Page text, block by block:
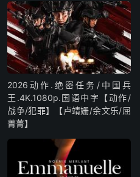
2026动作.绝密任务/中国兵
王.4K.1080p.国语中字【动作/
战争/犯罪】【卢靖姗/余文乐/屈
菁菁】